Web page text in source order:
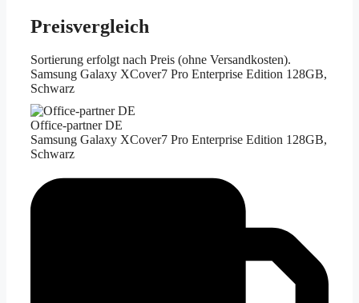
Preisvergleich
Sortierung erfolgt nach Preis (ohne Versandkosten).
Samsung Galaxy XCover7 Pro Enterprise Edition 128GB,
Schwarz
Office-partner DE
Samsung Galaxy XCover7 Pro Enterprise Edition 128GB,
Schwarz